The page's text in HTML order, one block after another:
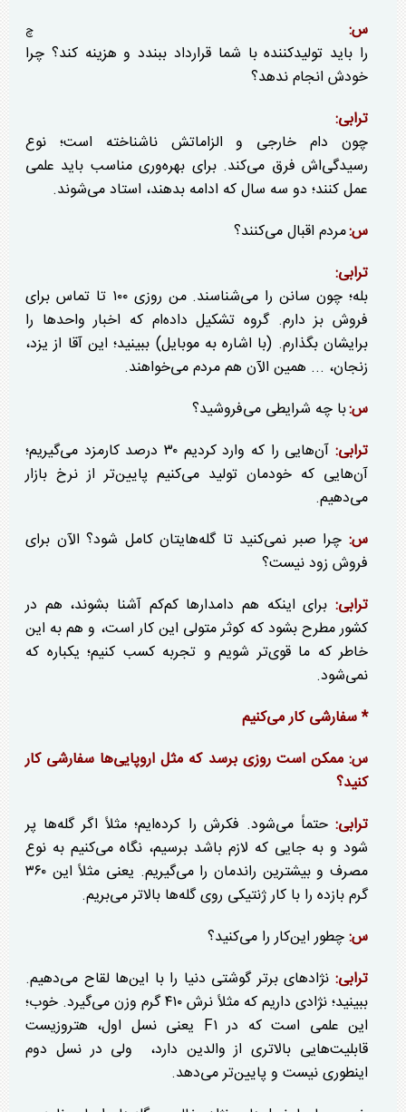
س: چ
را باید تولیدکننده با شما قرارداد ببندد و هزینه کند؟ چرا
خودش انجام ندهد؟
ترابی:
چون دام خارجی و الزاماتش ناشناخته است؛ نوع
رسیدگی‌اش فرق می‌کند. برای بهره‌وری مناسب باید علمی
عمل کنند؛ دو سه سال که ادامه بدهند، استاد می‌شوند.
س:مردم اقبال می‌کنند؟
ترابی:
بله؛ چون سانن را می‌شناسند. من روزی ۱۰۰ تا تماس برای
فروش بز دارم. گروه تشکیل داده‌ام که اخبار واحد‌ها را
برایشان بگذارم. (با اشاره به موبایل) ببینید؛ این آقا از یزد،
زنجان، ... همین الآن هم مردم می‌خواهند.
س:با چه شرایطی می‌فروشید؟
ترابی:
آن‌هایی را که وارد کردیم ۳۰ درصد کارمزد می‌گیریم؛
آن‌هایی که خودمان تولید می‌کنیم پایین‌تر از نرخ بازار
می‌دهیم.
س: چرا صبر نمی‌کنید تا گله‌هایتان کامل شود؟ الآن برای
فروش زود نیست؟
ترابی: برای اینکه هم دامدار‌ها کم‌کم آشنا بشوند، هم در
کشور مطرح بشود که کوثر متولی این کار است، و هم به این
خاطر که ما قوی‌تر شویم و تجربه کسب کنیم؛ یکباره که
نمی‌شود.
* سفارشی کار می‌کنیم
س: ممکن است روزی برسد که مثل اروپایی‌ها سفارشی کار
کنید؟
ترابی: حتماً می‌شود. فکرش را کرده‌ایم؛ مثلاً اگر گله‌ها پر
شود و به جایی که لازم باشد برسیم، نگاه می‌کنیم به نوع
مصرف و بیشترین راندمان را می‌گیریم. یعنی مثلاً این ۳۶۰
گرم بازده را با کار ژنتیکی روی گله‌ها بالاتر می‌بریم.
س:چطور این‌کار را می‌کنید؟
ترابی: نژاد‌های برتر گوشتی دنیا را با این‌ها لقاح می‌دهیم.
ببینید؛ نژادی داریم که مثلاً نرش ۴۱۰ گرم وزن می‌گیرد. خوب؛
این علمی است که در F۱ یعنی نسل اول، هتروزیست
قابلیت‌هایی بالاتری از والدین دارد، ولی در نسل دوم
اینطوری نیست و پایین‌تر می‌دهد.